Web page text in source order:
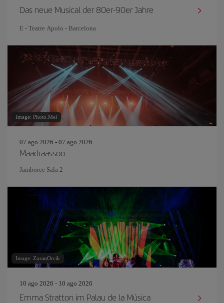
Das neue Musical der 80er-90er Jahre
E - Teatre Apolo - Barcelona
Image: Photo.Mel
07 ago 2026 - 07 ago 2026
Maadraassoo
Jamboree Sala 2
Image: ZoranOrcik
10 ago 2026 - 10 ago 2026
Emma Stratton im Palau de la Música